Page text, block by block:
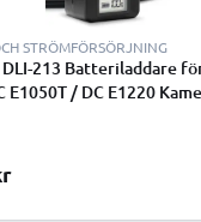
STRÖMFÖRSÖRJNING
DLI-213 Batteriladdare
E1050T / DC E1220